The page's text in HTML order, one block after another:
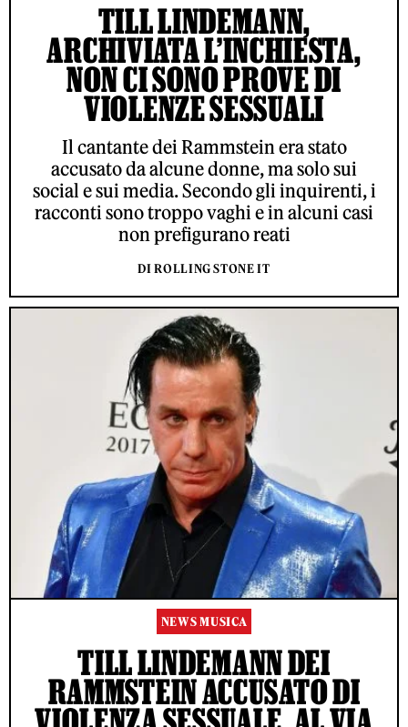
TILL LINDEMANN,
ARCHIVIATA L’INCHIESTA,
NON CI SONO PROVE DI
VIOLENZE SESSUALI
Il cantante dei Rammstein era stato
accusato da alcune donne, ma solo sui
social e sui media. Secondo gli inquirenti, i
racconti sono troppo vaghi e in alcuni casi
non prefigurano reati
DI ROLLING STONE IT
NEWS MUSICA
TILL LINDEMANN DEI
RAMMSTEIN ACCUSATO DI